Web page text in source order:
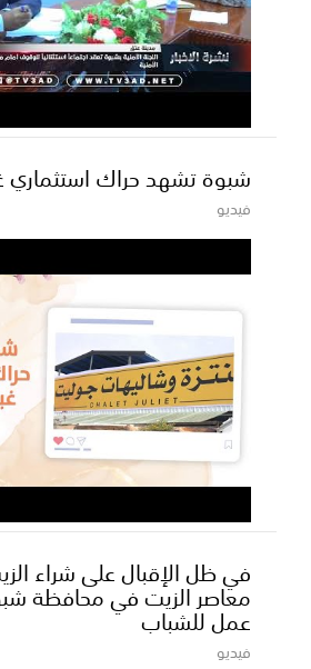
شبوة تشهد حراك
فيديو
في ظل الإقبال على شراء
معاصر الزيت في محافظة
عمل للشباب
فيديو